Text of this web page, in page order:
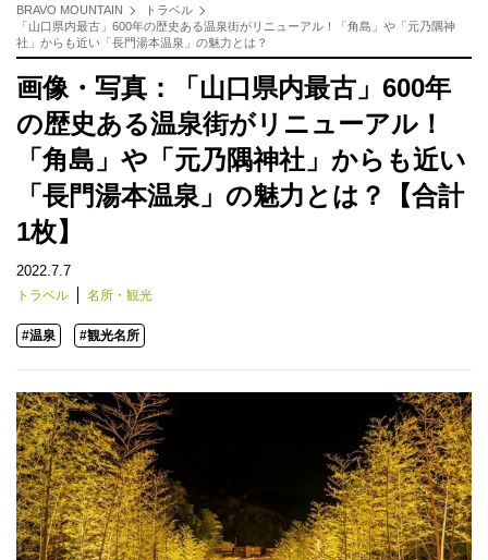
BRAVO MOUNTAIN
トラベル
「山口県内最古」600年の歴史ある温泉街がリニューアル！「角島」や「元乃隅神
社」からも近い「長門湯本温泉」の魅力とは？
画像・写真：「山口県内最古」600年
の歴史ある温泉街がリニューアル！
「角島」や「元乃隅神社」からも近い
「長門湯本温泉」の魅力とは？【合計
1枚】
2022.7.7
トラベル 名所・観光
#温泉 #観光名所